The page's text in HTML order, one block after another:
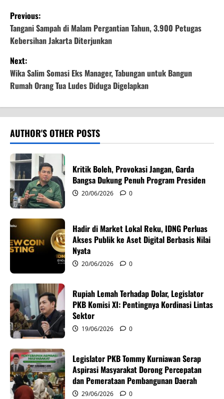
P
o
s
t
n
a
v
i
g
a
t
i
o
n
Previous:
Tangani Sampah di Malam Pergantian Tahun, 3.900 Petugas
Kebersihan Jakarta Diterjunkan
Next:
Wika Salim Somasi Eks Manager, Tabungan untuk Bangun
Rumah Orang Tua Ludes Diduga Digelapkan
AUTHOR'S OTHER POSTS
Kritik Boleh, Provokasi Jangan, Garda
Bangsa Dukung Penuh Program Presiden
20/06/2026 0
Hadir di Market Lokal Reku, IDNG Perluas
Akses Publik ke Aset Digital Berbasis Nilai
Nyata
20/06/2026 0
Rupiah Lemah Terhadap Dolar, Legislator
PKB Komisi XI: Pentingnya Kordinasi Lintas
Sektor
19/06/2026 0
Legislator PKB Tommy Kurniawan Serap
Aspirasi Masyarakat Dorong Percepatan
dan Pemerataan Pembangunan Daerah
29/06/2026 0